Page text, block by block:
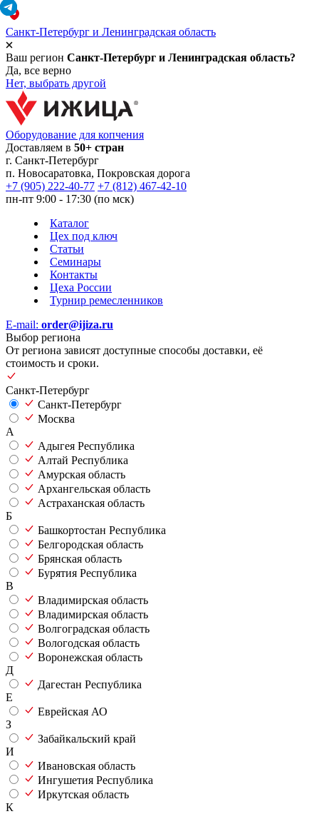
Санкт-Петербург и Ленинградская область
Ваш регион Санкт-Петербург и Ленинградская область?
Да, все верно
Нет, выбрать другой
Оборудование для копчения
Доставляем в 50+ стран
г. Санкт-Петербург
п. Новосаратовка, Покровская дорога
+7 (905) 222-40-77 +7 (812) 467-42-10
пн-пт 9:00 - 17:30 (по мск)
Каталог
Цех под ключ
Статьи
Семинары
Контакты
Цеха России
Турнир ремесленников
E-mail: order@ijiza.ru
Выбор региона
От региона зависят доступные способы доставки, её
стоимость и сроки.
Санкт-Петербург
Санкт-Петербург
Москва
А
Адыгея Республика
Алтай Республика
Амурская область
Архангельская область
Астраханская область
Б
Башкортостан Республика
Белгородская область
Брянская область
Бурятия Республика
В
Владимирская область
Владимирская область
Волгоградская область
Вологодская область
Воронежская область
Д
Дагестан Республика
Е
Еврейская АО
З
Забайкальский край
И
Ивановская область
Ингушетия Республика
Иркутская область
К